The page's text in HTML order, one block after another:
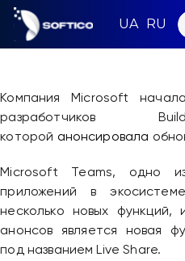
Skip
content
Компания Microsoft
которой анонсировала
Microsoft Teams, одно
приложений в
несколько новых
анонсов является новая
под названием Live Share.